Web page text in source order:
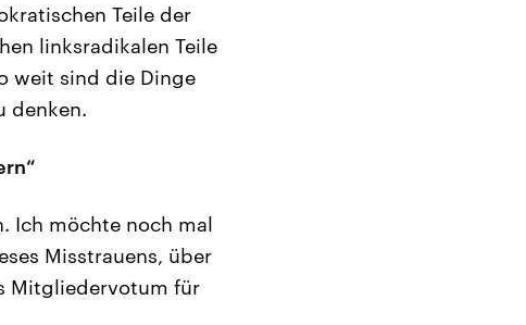
Teile der
linksradikalen Teile
weit sind die Dinge
denken.
Ich möchte noch mal
Misstrauens, über
Mitgliedervotum für